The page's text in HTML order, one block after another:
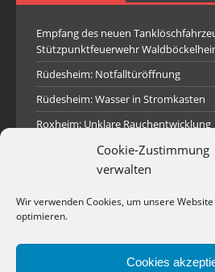
Cookie-Zustimmung
verwalten
Wir verwenden Cookies, um unsere
optimieren.
Cookies
Empfang des neuen
Stützpunktfeuerwehr
Rüdesheim: Notfalltüröffnung
Rüdesheim: Wasser in Stromkasten
Roxheim: Unklare Rauchentwicklung
Sprendlingen: Überörtliche Hilfe bei
Sprendlingen
Rüdesheim: Aufgerissener Dieseltank
Industriepark Pferdsfeld: Brand eines